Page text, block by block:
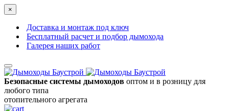
×
Доставка и монтаж под ключ
Бесплатный расчет и подбор дымохода
Галерея наших работ
Безопасные системы дымоходов оптом и в розницу для
любого типа
отопительного агрегата